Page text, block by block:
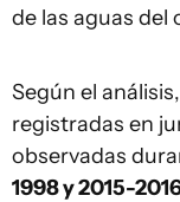
de las aguas del
Según el
registradas en
observadas
1998 y 2015-